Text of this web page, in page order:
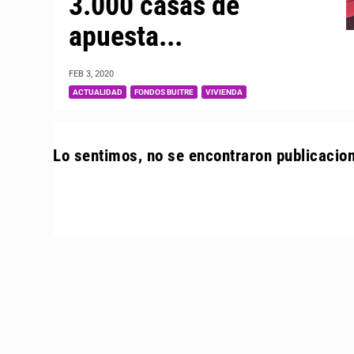
apuesta...
FEB 3, 2020
ACTUALIDAD FONDOS BUITRE VIVIENDA
Lo sentimos, no se encontraron